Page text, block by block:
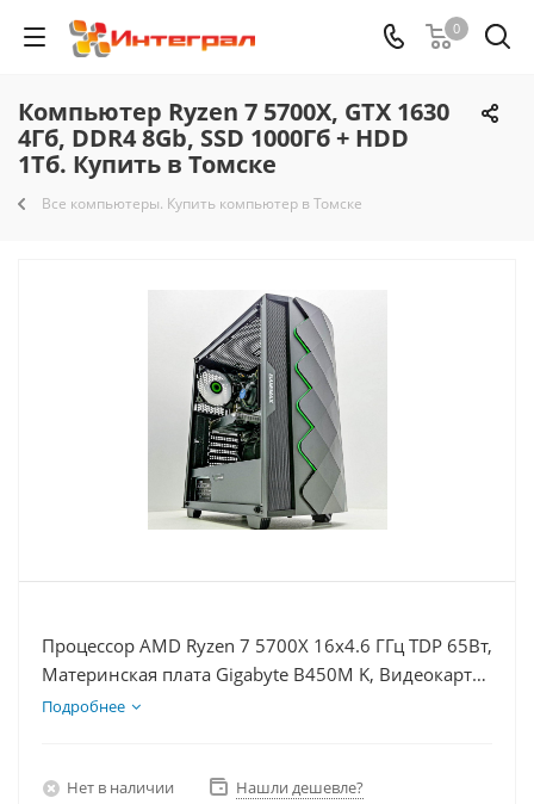
0
Компьютер Ryzen 7 5700X, GTX 1630
4Гб, DDR4 8Gb, SSD 1000Гб + HDD
1Тб. Купить в Томске
Все компьютеры. Купить компьютер в Томске
Процессор AMD Ryzen 7 5700X 16x4.6 ГГц TDP 65Вт,
Материнская плата Gigabyte B450M K, Видеокарта
GTX 1630 4Гб, Память DDR4 8Gb, Диски SSD
Подробнее
Нет в наличии Нашли дешевле?